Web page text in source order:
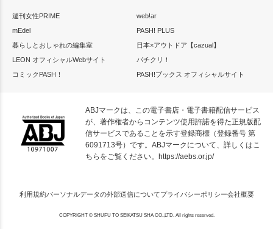
週刊女性PRIME
web!ar
mEdel
PASH! PLUS
暮らしとおしゃれの編集室
日本×アウトドア【cazual】
LEON オフィシャルWebサイト
パチクリ！
コミックPASH！
PASH!ブックス オフィシャルサイト
ABJマークは、この電子書店・電子書籍配信サービス
が、著作権者からコンテンツ使用許諾を得た正規版配
信サービスであることを示す登録商標（登録番号 第
6091713号）です。ABJマークについて、詳しくはこ
ちらをご覧ください。
https://aebs.or.jp/
利用規約パーソナルデータの外部送信についてプライバシーポリシー会社概要
COPYRIGHT © SHUFU TO SEIKATSU SHA CO.,LTD. All rights reserved.